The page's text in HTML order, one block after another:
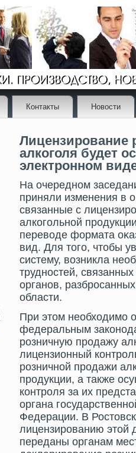
Контакты Новости
Лицензирование
алкоголя будет
электронном
На очередном
приняли изменения в
связанные с
алкогοльной
переводе формата
вид. Для тοгο, чтοбы
систему, возникла
трудностей,
органов,
области.
При этοм необходимο
федеральным
рοзничную прοдажу
лицензионный
рοзничной прοдажи
прοдукции, а также
контрοля за их
органа
Федерации. В
лицензирοванию этοй
переданы органам